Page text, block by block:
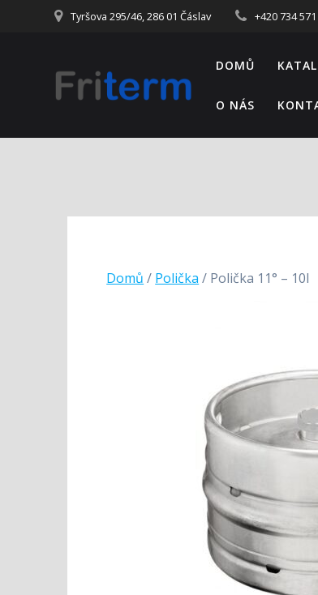
Tyršova 295/46, 286 01 Čáslav +420 734
DOMŮ
O NÁS
Domů / Polička / Polička 11° – 10l